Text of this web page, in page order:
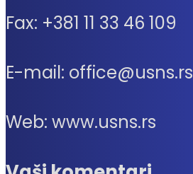
Fax: +381 11 33 46 109
E-mail: office@usns.rs
Web: www.usns.rs